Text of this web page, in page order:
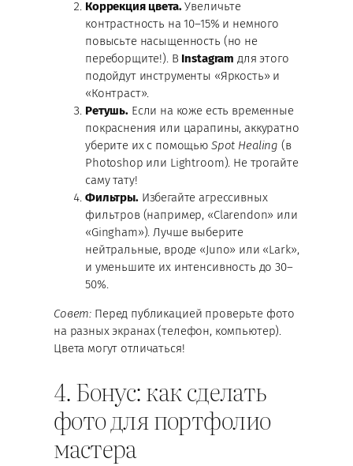
Коррекция цвета.Увеличьте
контрастность на 10–15% и немного
повысьте насыщенность (но не
переборщите!). В Instagram для этого
подойдут инструменты «Яркость» и
«Контраст».
Ретушь.Если на коже есть временные
покраснения или царапины, аккуратно
уберите их с помощью Spot Healing (в
Photoshop или Lightroom). Не трогайте
саму тату!
Фильтры.Избегайте агрессивных
фильтров (например, «Clarendon» или
«Gingham»). Лучше выберите
нейтральные, вроде «Juno» или «Lark»,
и уменьшите их интенсивность до 30–
50%.
Совет: Перед публикацией проверьте фото
на разных экранах (телефон, компьютер).
Цвета могут отличаться!
4. Бонус: как сделать
фото для портфолио
мастера